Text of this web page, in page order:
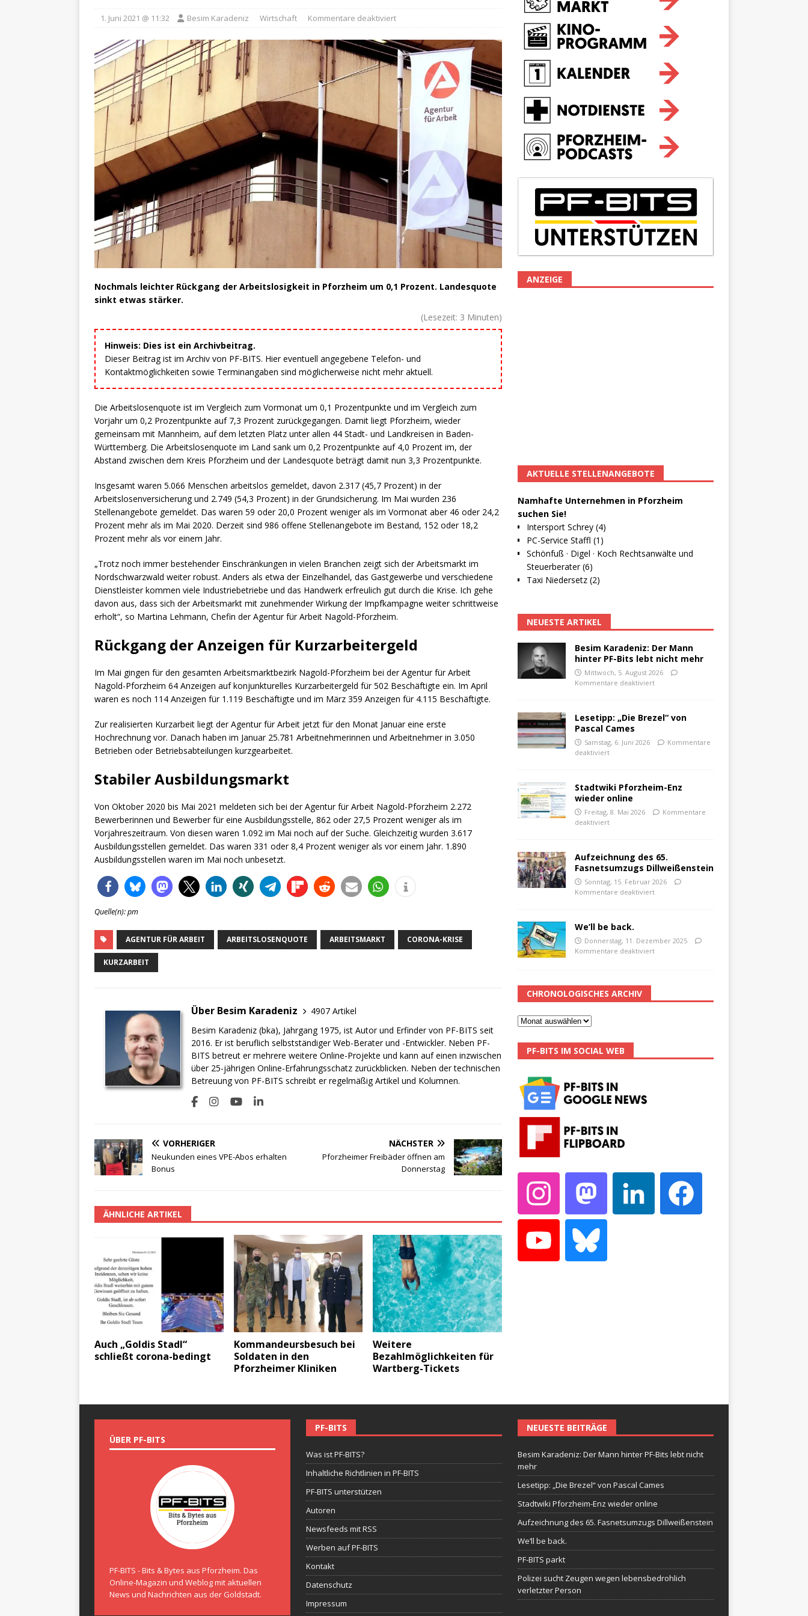
1. Juni 2021 @ 11:32 Besim Karadeniz Wirtschaft Kommentare deaktiviert
Nochmals leichter Rückgang der Arbeitslosigkeit in Pforzheim um 0,1 Prozent. Landesquote
sinkt etwas stärker.
(Lesezeit: 3 Minuten)
Hinweis: Dies ist ein Archivbeitrag.
Dieser Beitrag ist im Archiv von PF-BITS. Hier eventuell angegebene Telefon- und
Kontaktmöglichkeiten sowie Terminangaben sind möglicherweise nicht mehr aktuell.
Die Arbeitslosenquote ist im Vergleich zum Vormonat um 0,1 Prozentpunkte und im Vergleich zum
Vorjahr um 0,2 Prozentpunkte auf 7,3 Prozent zurückgegangen. Damit liegt Pforzheim, wieder
gemeinsam mit Mannheim, auf dem letzten Platz unter allen 44 Stadt- und Landkreisen in Baden-
Württemberg. Die Arbeitslosenquote im Land sank um 0,2 Prozentpunkte auf 4,0 Prozent im, der
Abstand zwischen dem Kreis Pforzheim und der Landesquote beträgt damit nun 3,3 Prozentpunkte.
Insgesamt waren 5.066 Menschen arbeitslos gemeldet, davon 2.317 (45,7 Prozent) in der
Arbeitslosenversicherung und 2.749 (54,3 Prozent) in der Grundsicherung. Im Mai wurden 236
Stellenangebote gemeldet. Das waren 59 oder 20,0 Prozent weniger als im Vormonat aber 46 oder 24,2
Prozent mehr als im Mai 2020. Derzeit sind 986 offene Stellenangebote im Bestand, 152 oder 18,2
Prozent mehr als vor einem Jahr.
„Trotz noch immer bestehender Einschränkungen in vielen Branchen zeigt sich der Arbeitsmarkt im
Nordschwarzwald weiter robust. Anders als etwa der Einzelhandel, das Gastgewerbe und verschiedene
Dienstleister kommen viele Industriebetriebe und das Handwerk erfreulich gut durch die Krise. Ich gehe
davon aus, dass sich der Arbeitsmarkt mit zunehmender Wirkung der Impfkampagne weiter schrittweise
erholt“, so Martina Lehmann, Chefin der Agentur für Arbeit Nagold-Pforzheim.
Rückgang der Anzeigen für Kurzarbeitergeld
Im Mai gingen für den gesamten Arbeitsmarktbezirk Nagold-Pforzheim bei der Agentur für Arbeit
Nagold-Pforzheim 64 Anzeigen auf konjunkturelles Kurzarbeitergeld für 502 Beschäftigte ein. Im April
waren es noch 114 Anzeigen für 1.119 Beschäftigte und im März 359 Anzeigen für 4.115 Beschäftigte.
Zur realisierten Kurzarbeit liegt der Agentur für Arbeit jetzt für den Monat Januar eine erste
Hochrechnung vor. Danach haben im Januar 25.781 Arbeitnehmerinnen und Arbeitnehmer in 3.050
Betrieben oder Betriebsabteilungen kurzgearbeitet.
Stabiler Ausbildungsmarkt
Von Oktober 2020 bis Mai 2021 meldeten sich bei der Agentur für Arbeit Nagold-Pforzheim 2.272
Bewerberinnen und Bewerber für eine Ausbildungsstelle, 862 oder 27,5 Prozent weniger als im
Vorjahreszeitraum. Von diesen waren 1.092 im Mai noch auf der Suche. Gleichzeitig wurden 3.617
Ausbildungsstellen gemeldet. Das waren 331 oder 8,4 Prozent weniger als vor einem Jahr. 1.890
Ausbildungsstellen waren im Mai noch unbesetzt.
Quelle(n): pm
AGENTUR FÜR ARBEIT ARBEITSLOSENQUOTE ARBEITSMARKT CORONA-KRISE
KURZARBEIT
Über Besim Karadeniz
4907 Artikel
Besim Karadeniz (bka), Jahrgang 1975, ist Autor und Erfinder von PF-BITS seit
2016. Er ist beruflich selbstständiger Web-Berater und -Entwickler. Neben PF-
BITS betreut er mehrere weitere Online-Projekte und kann auf einen inzwischen
über 25-jährigen Online-Erfahrungsschatz zurückblicken. Neben der technischen
Betreuung von PF-BITS schreibt er regelmäßig Artikel und Kolumnen.
VORHERIGER
Neukunden eines VPE-Abos erhalten
Bonus
NÄCHSTER
Pforzheimer Freibäder öffnen am
Donnerstag
ÄHNLICHE ARTIKEL
Auch „Goldis Stadl“
schließt corona-bedingt
Kommandeursbesuch bei
Soldaten in den
Pforzheimer Kliniken
Weitere
Bezahlmöglichkeiten für
Wartberg-Tickets
ANZEIGE
AKTUELLE STELLENANGEBOTE
Namhafte Unternehmen in Pforzheim
suchen Sie!
Intersport Schrey (4)
PC-Service Staffl (1)
Schönfuß · Digel · Koch Rechtsanwälte und
Steuerberater (6)
Taxi Niedersetz (2)
NEUESTE ARTIKEL
Besim Karadeniz: Der Mann
hinter PF-Bits lebt nicht mehr
Mittwoch, 5. August 2026
Kommentare deaktiviert
Lesetipp: „Die Brezel“ von
Pascal Cames
Samstag, 6. Juni 2026
Kommentare
deaktiviert
Stadtwiki Pforzheim-Enz
wieder online
Freitag, 8. Mai 2026
Kommentare
deaktiviert
Aufzeichnung des 65.
Fasnetsumzugs Dillweißenstein
Sonntag, 15. Februar 2026
Kommentare deaktiviert
We’ll be back.
Donnerstag, 11. Dezember 2025
Kommentare deaktiviert
CHRONOLOGISCHES ARCHIV
PF-BITS IM SOCIAL WEB
ÜBER PF-BITS
PF-BITS - Bits & Bytes aus Pforzheim. Das
Online-Magazin und Weblog mit aktuellen
News und Nachrichten aus der Goldstadt.
PF-BITS
Was ist PF-BITS?
Inhaltliche Richtlinien in PF-BITS
PF-BITS unterstützen
Autoren
Newsfeeds mit RSS
Werben auf PF-BITS
Kontakt
Datenschutz
Impressum
NEUESTE BEITRÄGE
Besim Karadeniz: Der Mann hinter PF-Bits lebt nicht
mehr
Lesetipp: „Die Brezel“ von Pascal Cames
Stadtwiki Pforzheim-Enz wieder online
Aufzeichnung des 65. Fasnetsumzugs Dillweißenstein
We’ll be back.
PF-BITS parkt
Polizei sucht Zeugen wegen lebensbedrohlich
verletzter Person